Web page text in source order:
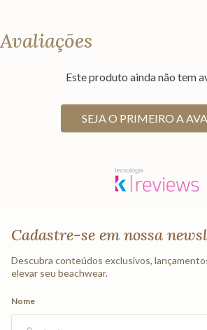
Avaliações
Este produto ainda não tem
SEJA O PRIMEIRO A
Cadastre-se em nossa
Descubra conteúdos exclusivos,
elevar seu beachwear.
Nome